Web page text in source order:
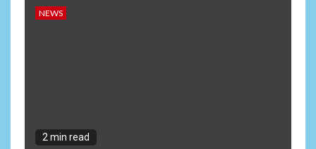
NEWS
2 min read